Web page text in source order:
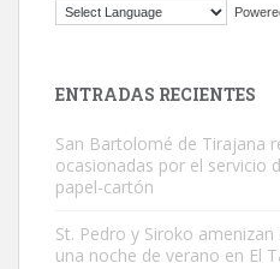
El ayuntamiento se va a llevar a
ENTRADAS RECIENTES
San Bartolomé de Tirajana
ocasionadas por el servicio
papel-cartón
St. Pedro y Siroko
una noche de verano en El